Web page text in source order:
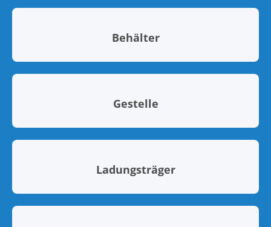
Behälter
Gestelle
Ladungsträger